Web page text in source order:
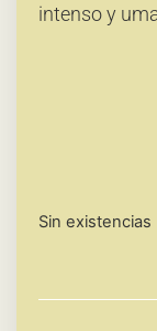
intenso y
Sin existencias